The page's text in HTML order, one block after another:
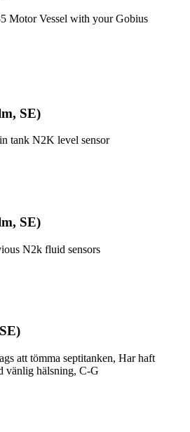
Motor Vessel with your Gobius
SE)
tank N2K level sensor
SE)
N2k fluid sensors
att tömma septitanken, Har haft
vänlig hälsning, C-G